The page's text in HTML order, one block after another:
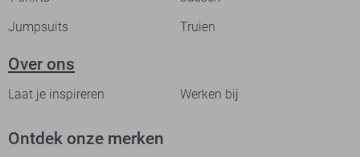
Jumpsuits
Truien
Over ons
Laat je inspireren Werken bij
Ontdek onze merken